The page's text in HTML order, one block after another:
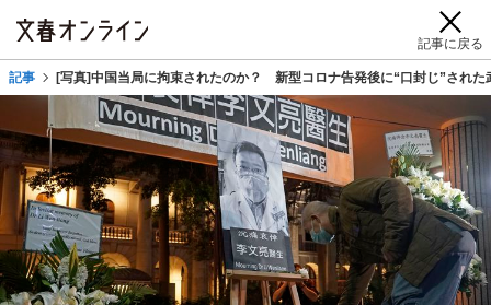
記事に戻る
記事 [写真]中国当局に拘束されたのか？ 新型コロナ告発後に“口封じ”された